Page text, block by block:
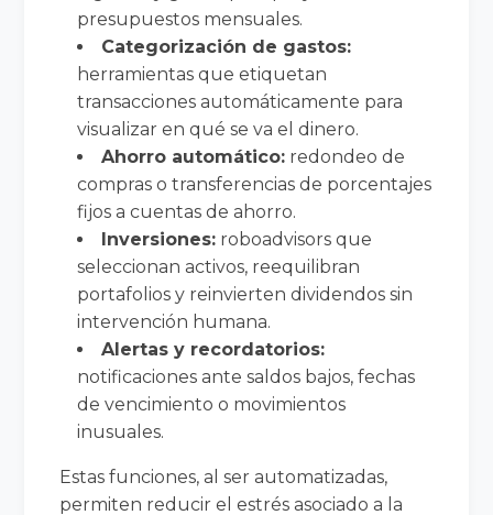
presupuestos mensuales.
Categorización de gastos:
herramientas que etiquetan
transacciones automáticamente para
visualizar en qué se va el dinero.
Ahorro automático: redondeo de
compras o transferencias de porcentajes
fijos a cuentas de ahorro.
Inversiones: roboadvisors que
seleccionan activos, reequilibran
portafolios y reinvierten dividendos sin
intervención humana.
Alertas y recordatorios:
notificaciones ante saldos bajos, fechas
de vencimiento o movimientos
inusuales.
Estas funciones, al ser automatizadas,
permiten reducir el estrés asociado a la